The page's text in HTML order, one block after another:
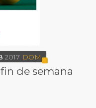
2017 DOM
de semana